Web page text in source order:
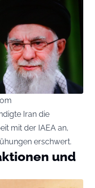
Iran die
mit der IAEA an,
erschwert.
und